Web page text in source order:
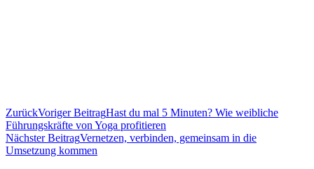
ZurückVoriger BeitragHast du mal 5 Minuten? Wie weibliche
Führungskräfte von Yoga profitieren
Nächster BeitragVernetzen, verbinden, gemeinsam in die
Umsetzung kommen